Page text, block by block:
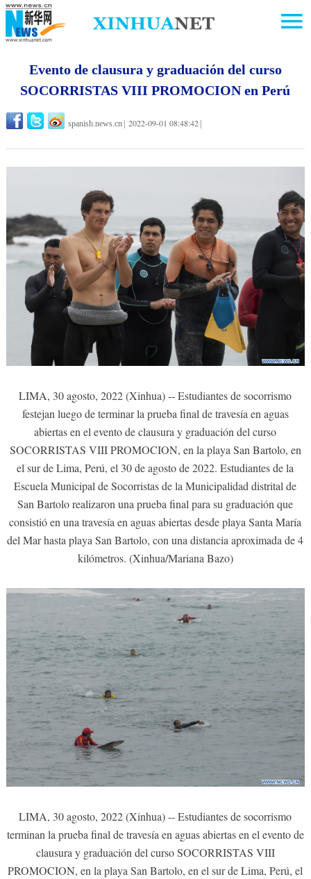
Evento de clausura y graduación del curso
SOCORRISTAS VIII PROMOCION en Perú
spanish.news.cn 2022-09-01 08:48:42
LIMA, 30 agosto, 2022 (Xinhua) -- Estudiantes de socorrismo
festejan luego de terminar la prueba final de travesía en aguas
abiertas en el evento de clausura y graduación del curso
SOCORRISTAS VIII PROMOCION, en la playa San Bartolo, en
el sur de Lima, Perú, el 30 de agosto de 2022. Estudiantes de la
Escuela Municipal de Socorristas de la Municipalidad distrital de
San Bartolo realizaron una prueba final para su graduación que
consistió en una travesía en aguas abiertas desde playa Santa María
del Mar hasta playa San Bartolo, con una distancia aproximada de 4
kilómetros. (Xinhua/Mariana Bazo)
LIMA, 30 agosto, 2022 (Xinhua) -- Estudiantes de socorrismo
terminan la prueba final de travesía en aguas abiertas en el evento de
clausura y graduación del curso SOCORRISTAS VIII
PROMOCION, en la playa San Bartolo, en el sur de Lima, Perú, el